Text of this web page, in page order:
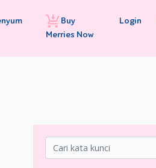
Buy
Merries Now
Login